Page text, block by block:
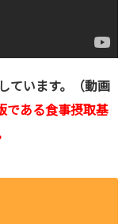
ています。（動画
である食事摂取基